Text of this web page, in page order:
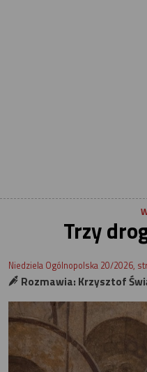
Trzy
Niedziela Ogólnopolska 20/2026,
Rozmawia: Krzysztof